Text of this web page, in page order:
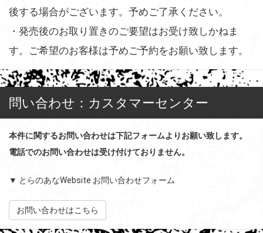
後する場合がございます。予めご了承ください。
・発売後のお取り置きのご要望はお受け致しかねま
す。ご希望のお客様は予めご予約をお願い致します。
問い合わせ：カスタマーセンター
本件に関するお問い合わせは下記フォームよりお願い致します。
電話でのお問い合わせは受け付けておりません。
▼ とらのあなWebsite お問い合わせフォーム
お問い合わせはこちら